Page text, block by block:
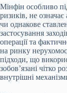
Мінфін особливо
ризиків, не
чи однакове
застосування
операції та
на ринку
підходи, що
зобов’язані чітко
внутрішні